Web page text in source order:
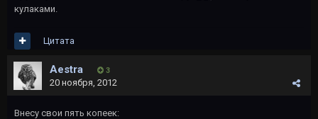
кулаками.
Цитата
Aestra 3
20 ноября, 2012
Внесу свои пять копеек: